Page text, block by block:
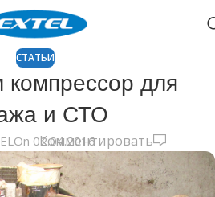
СТАТЬИ
для
и СТО
On 02.04.2016
Комментировать